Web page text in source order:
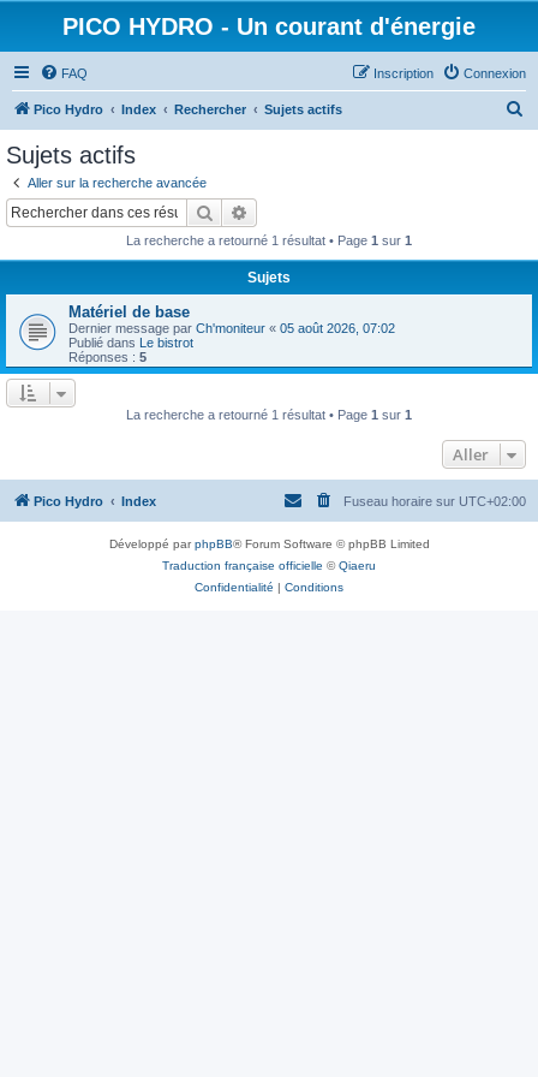
PICO HYDRO - Un courant d'énergie
FAQ Connexion
Inscription
Pico Hydro Index Rechercher Sujets actifs
r
Sujets actifs
Aller sur la recherche avancée
Rechercher
La recherche a retourné 1 résultat • Page 1 sur 1
Sujets
Matériel de base
Dernier message par Ch'moniteur « 05 août 2026, 07:02
Publié dans Le bistrot
Réponses : 5
La recherche a retourné 1 résultat • Page 1 sur 1
Aller
Pico Hydro Index Fuseau horaire sur UTC+02:00
Développé parphpBB® Forum Software © phpBB Limited
Traduction française officielle ©Qiaeru
Confidentialité | Conditions